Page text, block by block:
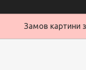
Замов картини